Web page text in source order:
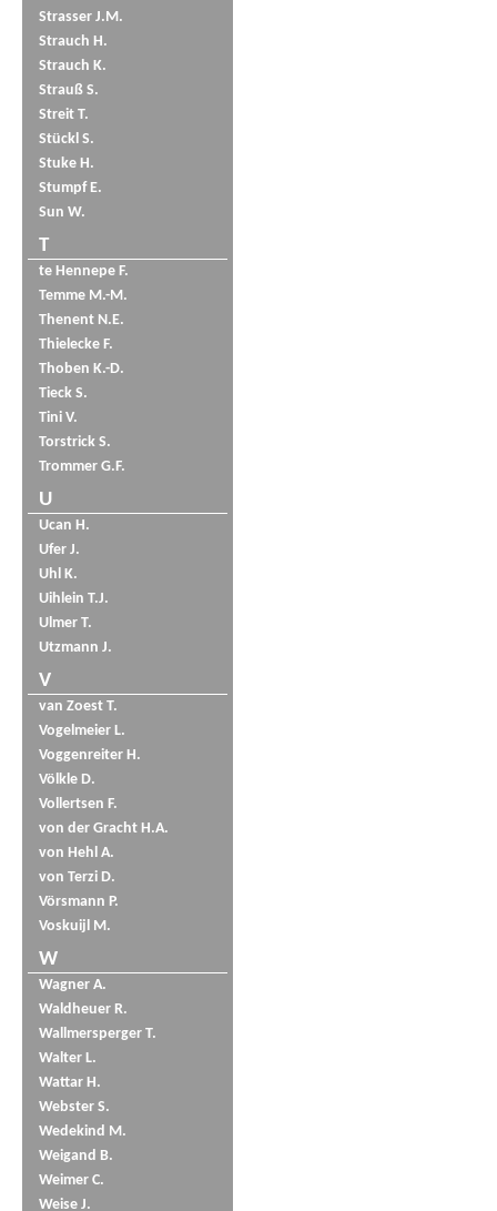
Strasser J.M.
Strauch H.
Strauch K.
Strauß S.
Streit T.
Stückl S.
Stuke H.
Stumpf E.
Sun W.
T
te Hennepe F.
Temme M.-M.
Thenent N.E.
Thielecke F.
Thoben K.-D.
Tieck S.
Tini V.
Torstrick S.
Trommer G.F.
U
Ucan H.
Ufer J.
Uhl K.
Uihlein T.J.
Ulmer T.
Utzmann J.
V
van Zoest T.
Vogelmeier L.
Voggenreiter H.
Völkle D.
Vollertsen F.
von der Gracht H.A.
von Hehl A.
von Terzi D.
Vörsmann P.
Voskuijl M.
W
Wagner A.
Waldheuer R.
Wallmersperger T.
Walter L.
Wattar H.
Webster S.
Wedekind M.
Weigand B.
Weimer C.
Weise J.